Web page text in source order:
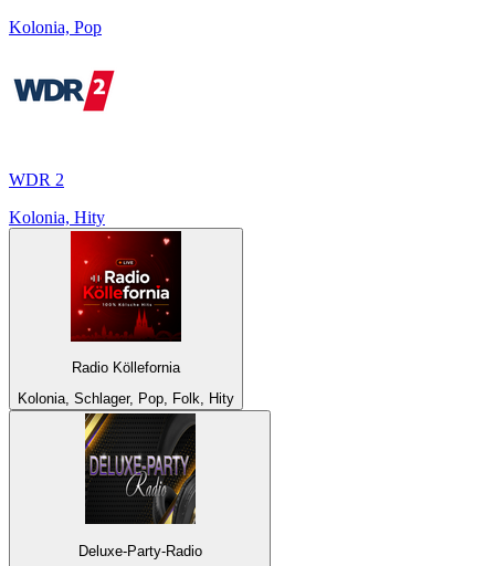
Kolonia, Pop
WDR 2
Kolonia, Hity
Radio Köllefornia
Kolonia, Schlager, Pop, Folk, Hity
Deluxe-Party-Radio